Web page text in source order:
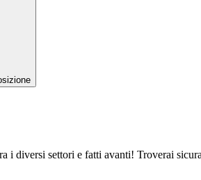
diversi settori e fatti avanti! Troverai